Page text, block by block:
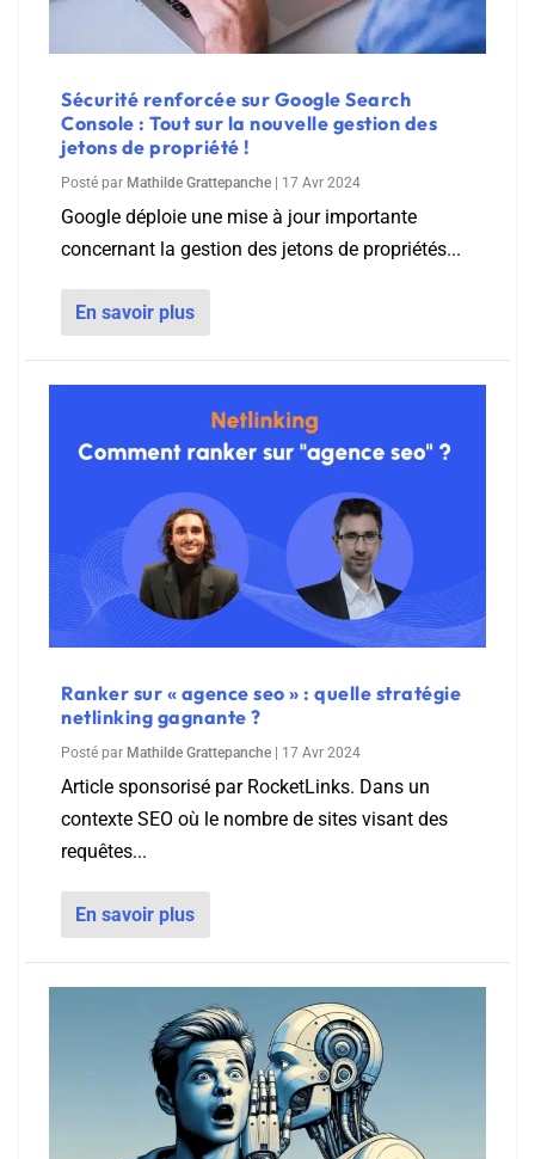
Sécurité renforcée sur Google Search
Console : Tout sur la nouvelle gestion des
jetons de propriété !
Posté par Mathilde Grattepanche 17 Avr 2024
Google déploie une mise à jour importante
concernant la gestion des jetons de propriétés...
En savoir plus
Ranker sur « agence seo » : quelle stratégie
netlinking gagnante ?
Posté par Mathilde Grattepanche | 17 Avr 2024
Article sponsorisé par RocketLinks. Dans un
contexte SEO où le nombre de sites visant des
requêtes...
En savoir plus